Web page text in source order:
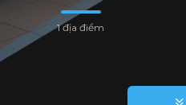
1 địa điểm